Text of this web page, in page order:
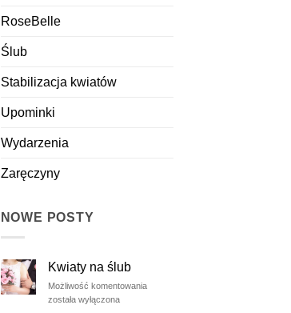
RoseBelle
Ślub
Stabilizacja kwiatów
Upominki
Wydarzenia
Zaręczyny
NOWE POSTY
Kwiaty na ślub
Możliwość komentowaniaKwiaty
została wyłączona